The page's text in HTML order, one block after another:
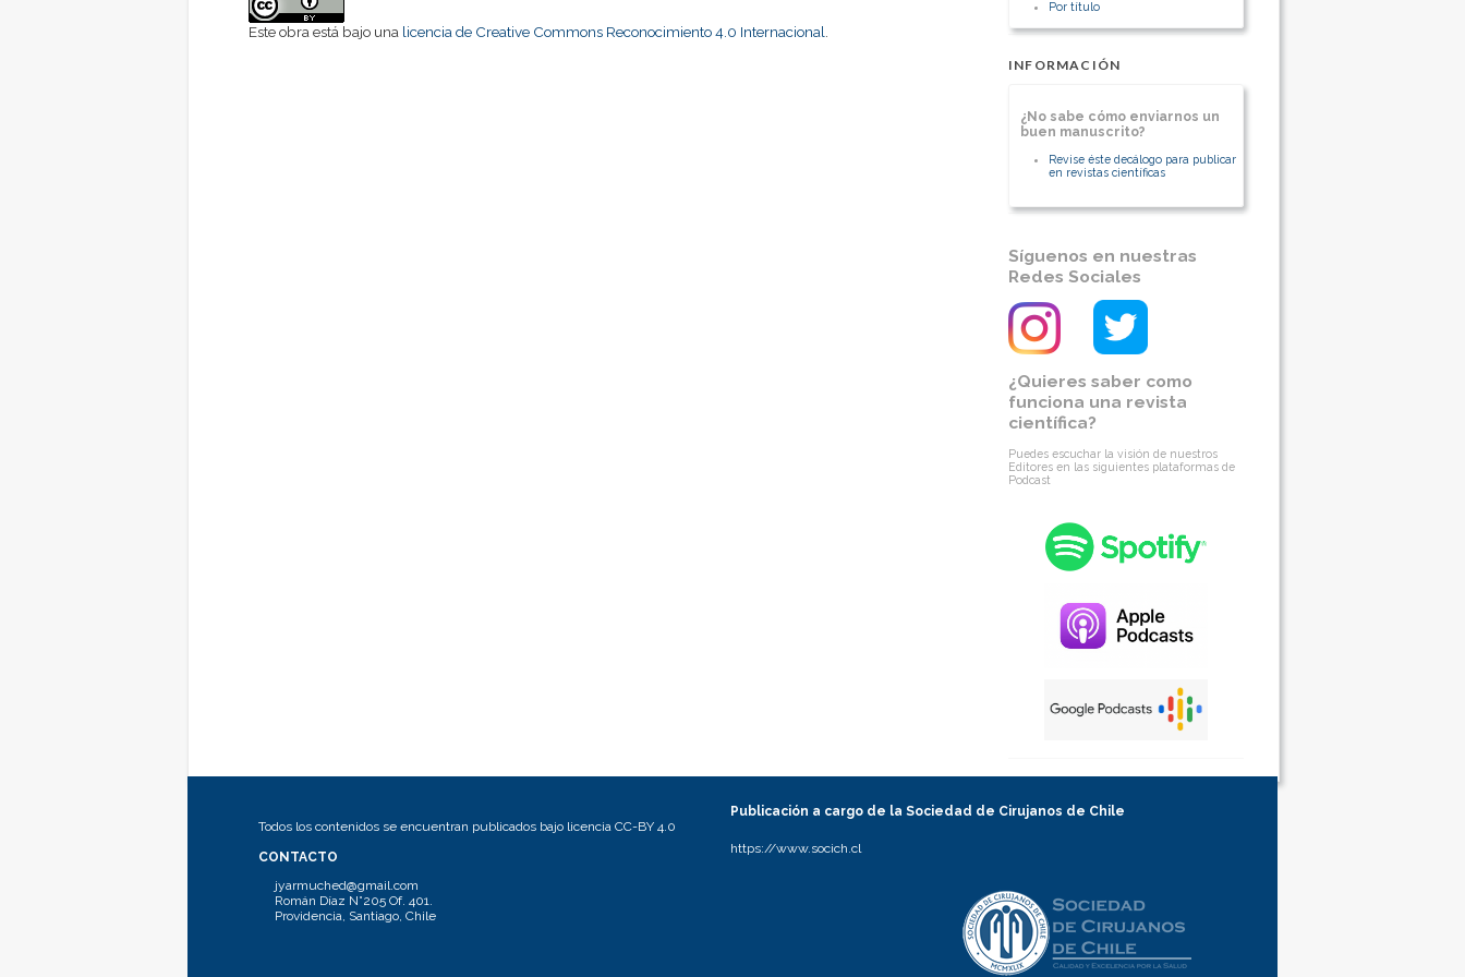
Por título
INFORMACIÓN
¿No sabe cómo enviarnos un
buen manuscrito?
Revise éste decálogo para publicar
en revistas científicas
Síguenos en nuestras
Redes Sociales
¿Quieres saber como
funciona una revista
científica?
Puedes escuchar la visión de nuestros
Editores en las siguientes plataformas de
Podcast
Este obra está bajo una licencia de Creative Commons Reconocimiento 4.0 Internacional
Todos los contenidos se encuentran publicados bajo licencia CC-BY 4.0
CONTACTO
jyarmuched@gmail.com
Román Díaz N°205 Of. 401.
Providencia, Santiago, Chile
Publicación a cargo de la Sociedad de Cirujanos de Chile
https://www.socich.cl